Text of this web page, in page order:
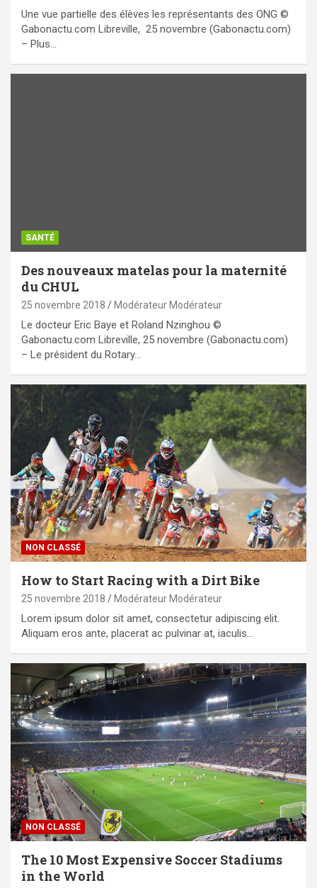
Une vue partielle des élèves les représentants des ONG ©
Gabonactu.com Libreville, 25 novembre (Gabonactu.com)
– Plus…
SANTÉ
Des nouveaux matelas pour la maternité
du CHUL
25 novembre 2018 Modérateur Modérateur
Le docteur Eric Baye et Roland Nzinghou ©
Gabonactu.com Libreville, 25 novembre (Gabonactu.com)
– Le président du Rotary…
NON CLASSÉ
How to Start Racing with a Dirt Bike
25 novembre 2018 Modérateur Modérateur
Lorem ipsum dolor sit amet, consectetur adipiscing elit.
Aliquam eros ante, placerat ac pulvinar at, iaculis…
NON CLASSÉ
The 10 Most Expensive Soccer Stadiums
in the World